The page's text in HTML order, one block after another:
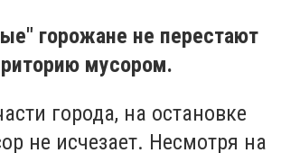
горожане не перестают
мусором.
города, на остановке
не исчезает. Несмотря на